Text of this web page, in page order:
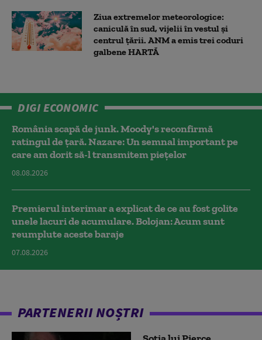
Ziua extremelor meteorologice:
caniculă în sud, vijelii în vestul și
centrul țării. ANM a emis trei coduri
galbene HARTĂ
DIGI ECONOMIC
România scapă de junk. Moody's reconfirmă
ratingul de țară. Nazare: Un semnal important pe
care am dorit să-l transmitem piețelor
08.08.2026
Premierul interimar a explicat de ce au fost golite
unele lacuri de acumulare. Bolojan: Acum sunt
reumplute aceste baraje
07.08.2026
PARTENERII NOȘTRI